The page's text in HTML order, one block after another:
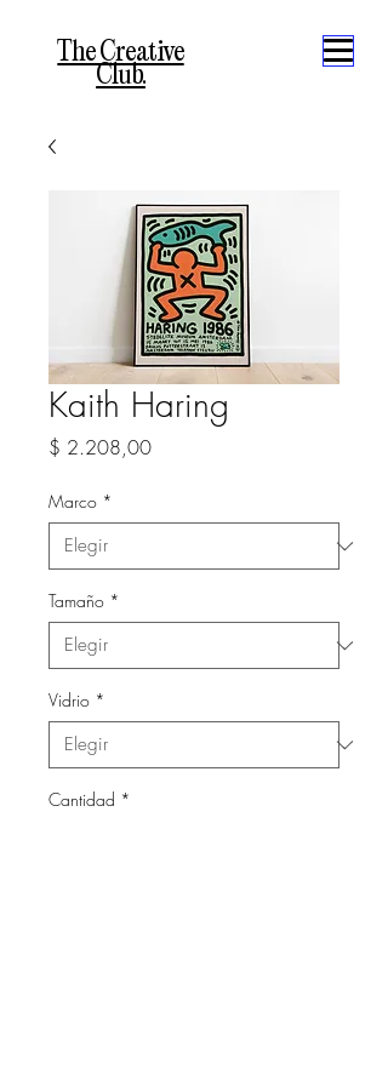
The Creative
Club.
Kaith Haring
$ 2.208,00Precio
Marco *
Tamaño *
Vidrio *
Cantidad *